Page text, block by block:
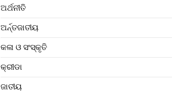
ଅର୍ଥନୀତି
ଅର୍ନ୍ତଜାତୀୟ
କଳା ଓ ସଂସ୍କୃତି
କ୍ରୀଡା
ଜାତୀୟ